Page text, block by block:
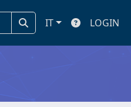
IT LOGIN